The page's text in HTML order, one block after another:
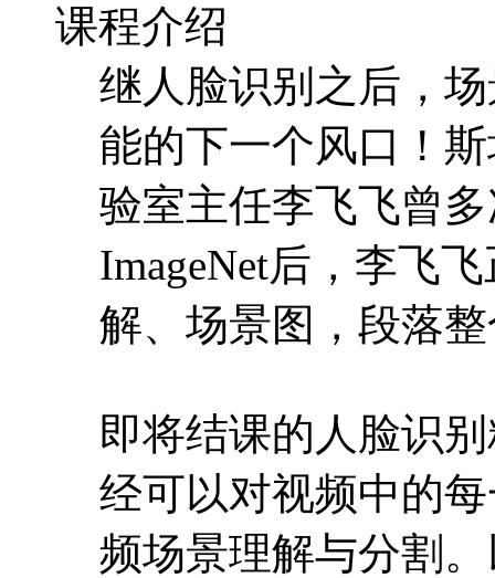
课程介绍
继人脸识别之后，
能的下一个风口！
验室主任李飞飞曾
ImageNet后，李飞
解、场景图，段落
即将结课的人脸识
经可以对视频中的
频场景理解与分割